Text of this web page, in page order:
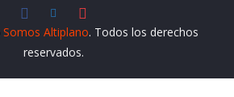
Somos Altiplano. Todos los derechos
reservados.